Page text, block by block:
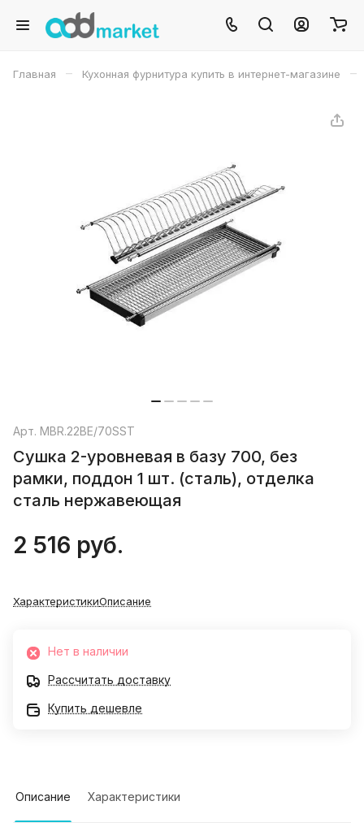
Главная – Кухонная фурнитура купить в интернет-магазине –
Арт. MBR.22BE/70SST
Сушка 2-уровневая в базу 700, без
рамки, поддон 1 шт. (сталь), отделка
сталь нержавеющая
2 516 руб.
ХарактеристикиОписание
Нет в наличии
Рассчитать доставку
Купить дешевле
Описание Характеристики